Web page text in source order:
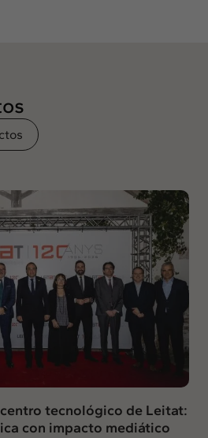
tecnológico de Leitat:
con impacto mediático